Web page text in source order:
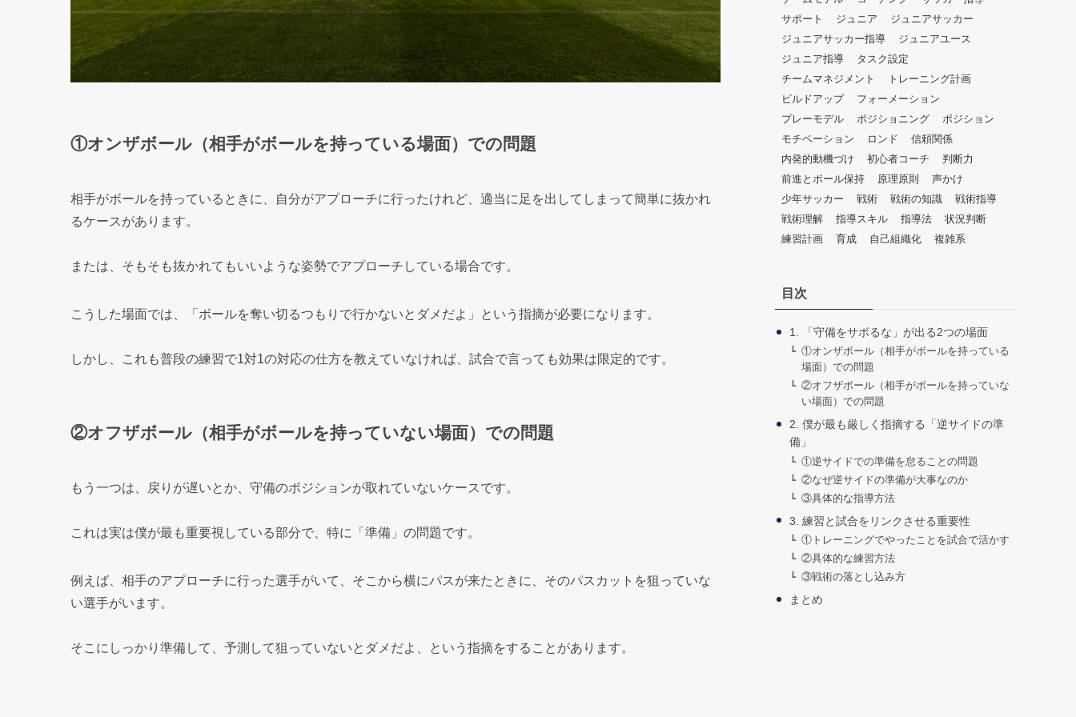
①オンザボール（相手がボールを持っている場面）での問題
相手がボールを持っているときに、自分がアプローチに行ったけれど、適当に足を出してしまって簡単に抜かれ
るケースがあります。
または、そもそも抜かれてもいいような姿勢でアプローチしている場合です。
こうした場面では、「ボールを奪い切るつもりで行かないとダメだよ」という指摘が必要になります。
しかし、これも普段の練習で1対1の対応の仕方を教えていなければ、試合で言っても効果は限定的です。
②オフザボール（相手がボールを持っていない場面）での問題
もう一つは、戻りが遅いとか、守備のポジションが取れていないケースです。
これは実は僕が最も重要視している部分で、特に「準備」の問題です。
例えば、相手のアプローチに行った選手がいて、そこから横にパスが来たときに、そのパスカットを狙っていな
い選手がいます。
そこにしっかり準備して、予測して狙っていないとダメだよ、という指摘をすることがあります。
だ
い。
サポート
ジュニア
ジュニアサッカー
ジュニアサッカー指導
ジュニアユース
ジュニア指導
タスク設定
チームマネジメント
トレーニング計画
ビルドアップ
フォーメーション
プレーモデル
ポジショニング
ポジション
モチベーション
ロンド
信頼関係
内発的動機づけ
初心者コーチ
判断力
前進とボール保持
原理原則
声かけ
少年サッカー
戦術 戦術の知識
戦術指導
戦術理解
指導スキル 指導法
状況判断
練習計画
育成 自己組織化 複雑系
目次
1. 「守備をサボるな」が出る2つの場面
①オンザボール（相手がボールを持っている
場面）での問題
②オフザボール（相手がボールを持っていな
い場面）での問題
2. 僕が最も厳しく指摘する「逆サイドの準
備」
①逆サイドでの準備を怠ることの問題
②なぜ逆サイドの準備が大事なのか
③具体的な指導方法
3. 練習と試合をリンクさせる重要性
①トレーニングでやったことを試合で活かす
②具体的な練習方法
③戦術の落とし込み方
まとめ